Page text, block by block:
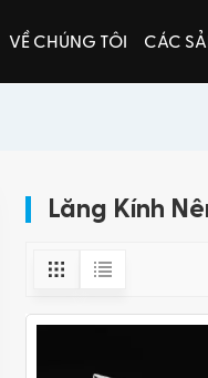
VỀ CHÚNG TÔI CÁC
Lăng Kính